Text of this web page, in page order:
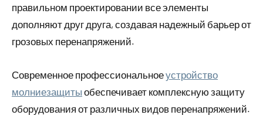
правильном проектировании все элементы
дополняют друг друга, создавая надежный барьер от
грозовых перенапряжений.
Современное профессиональноеустройство
молниезащиты обеспечивает комплексную защиту
оборудования от различных видов перенапряжений.